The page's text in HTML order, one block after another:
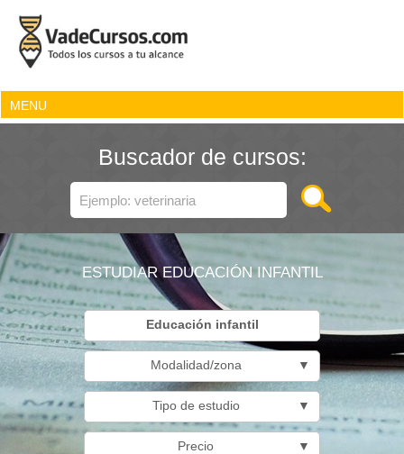
MENU
Buscador de cursos:
ESTUDIAR EDUCACIÓN INFANTIL
Educación infantil
Modalidad/zona ▼
Tipo de estudio ▼
Precio ▼